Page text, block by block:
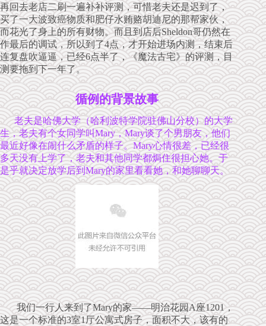
再回去老店二刷一遍补补评测，可惜老夫还是迟到了，
买了一大波致癌物质和肥仔水贿赂胡迪尼的那帮家伙，
而花光了身上的所有财物。而且到店后Sheldon哥仍然在
作最后的调试，所以到了4点，才开始进场内测，结束后
连复盘吹逼逼，已经6点半了，《魔法古宅》的评测，目
测要拖到下一年了。
循例的背景故事
老夫是哈佛大学（哈利波特学院驻佛山分校）的大学
生，老夫有个女同学叫Mary，Mary谈了个男朋友，他们
最近好像在闹什么矛盾的样子。Mary心情很差，已经很
多天没有上学了，老夫和其他同学都焗住很担心她。于
是乎就决定放学后到Mary的家里看看她，和她聊聊天。
我们一行人来到了Mary的家——明治花园A座1201，
这是一个标准的3室1厅公寓式房子，面积不大，该有的